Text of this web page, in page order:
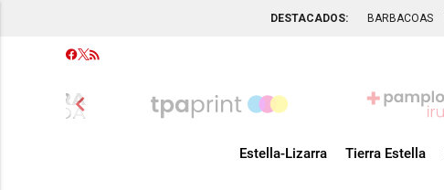
DESTACADOS: BARBACOAS
chevron_left
Estella-Lizarra Tierra Estella